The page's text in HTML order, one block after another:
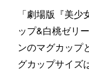
「劇場版『美
ップ&白桃ゼリ
ンのマグカップ
グカップサイズ